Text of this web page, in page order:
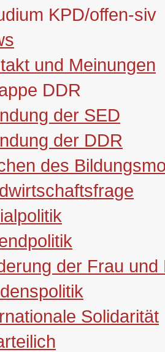
KPD/offen-siv
und Meinungen
DDR
der SED
der DDR
des
der Frau und
Solidarität